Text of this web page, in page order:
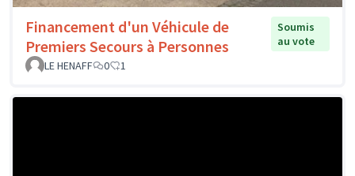
Financement d'un Véhicule de
Premiers Secours à Personnes
Soumis
au vote
LE HENAFF
0 1